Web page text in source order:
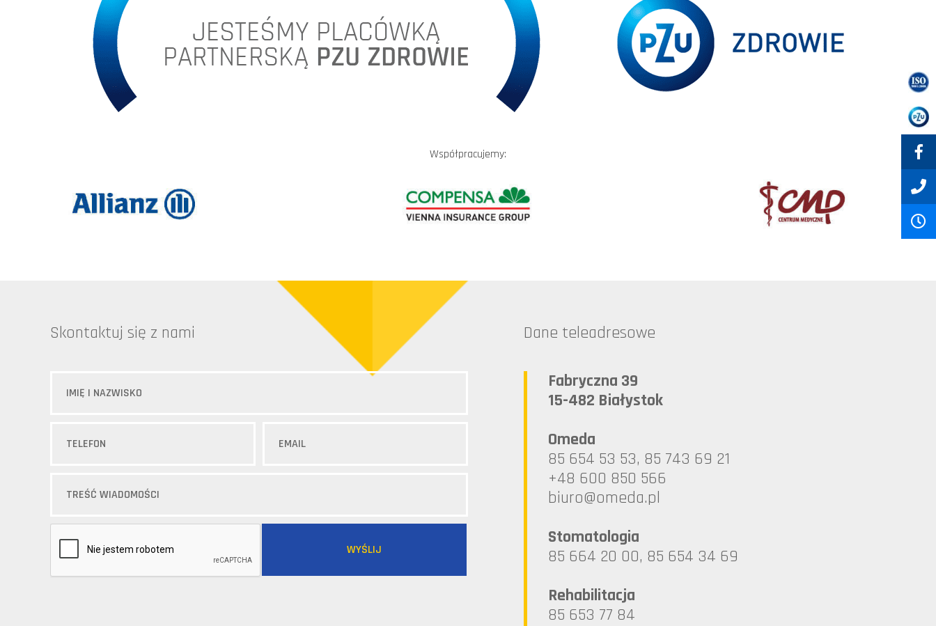
Współpracujemy:
Skontaktuj się z nami Dane teleadresowe
Fabryczna 39
15-482 Białystok
Omeda
85 654 53 53, 85 743 69 21
+48 600 850 566
lp.ademo@oruib
Stomatologia
85 664 20 00, 85 654 34 69
Rehabilitacja
85 653 77 84